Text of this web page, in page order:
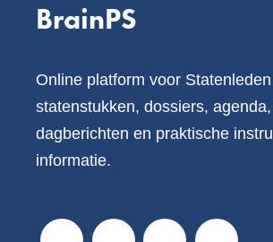
BrainPS
Online platform voor
statenstukken, dossiers,
dagberichten en praktische
informatie.